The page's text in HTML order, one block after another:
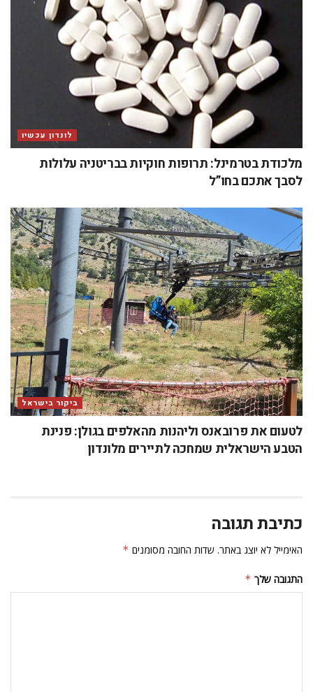
לונדון עכשיו
מלכודת בטרמינל: תרופות חוקיות בבריטניה עלולות
לסבך אתכם בחו”ל
ביקור בישראל
לטעום את פרובאנס וליהנות מהאלפים בגולן: פנינת
הטבע הישראלית שמחכה לתיירים מלונדון
כתיבת תגובה
האימייל לא יוצג באתר. שדות החובה מסומנים *
התגובה שלך *